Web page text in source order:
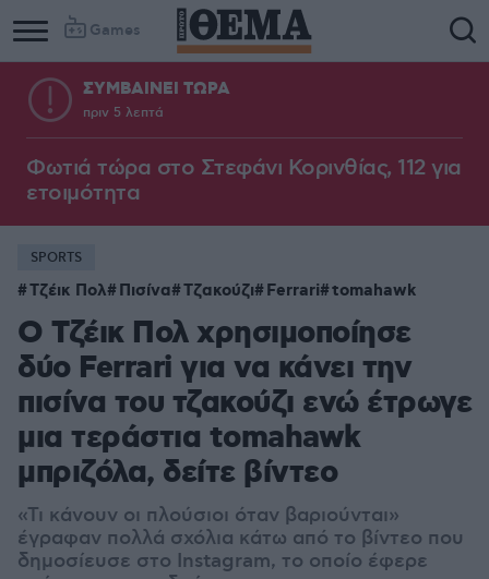
Games
ΣΥΜΒΑΙΝΕΙ ΤΩΡΑ
πριν 5 λεπτά
Φωτιά τώρα στο Στεφάνι Κορινθίας, 112 για
ετοιμότητα
SPORTS
Τζέικ Πολ Πισίνα Τζακούζι Ferrari tomahawk
Ο Τζέικ Πολ χρησιμοποίησε
δύο Ferrari για να κάνει την
πισίνα του τζακούζι ενώ έτρωγε
μια τεράστια tomahawk
μπριζόλα, δείτε βίντεο
«Τι κάνουν οι πλούσιοι όταν βαριούνται»
έγραφαν πολλά σχόλια κάτω από το βίντεο που
δημοσίευσε στο Instagram, το οποίο έφερε